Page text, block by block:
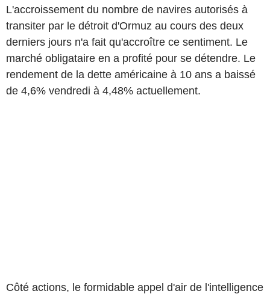
L'accroissement du nombre de navires autorisés à
transiter par le détroit d'Ormuz au cours des deux
derniers jours n'a fait qu'accroître ce sentiment. Le
marché obligataire en a profité pour se détendre. Le
rendement de la dette américaine à 10 ans a baissé
de 4,6% vendredi à 4,48% actuellement.
Côté actions, le formidable appel d'air de l'intelligence